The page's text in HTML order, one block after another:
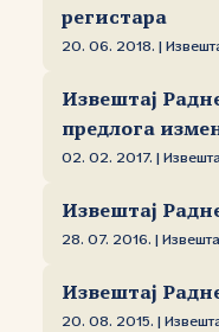
регистара
20. 06. 2018. |
Извештај
предлога
02. 02. 2017. |
Извештај
28. 07. 2016. |
Извештај
20. 08. 2015. |